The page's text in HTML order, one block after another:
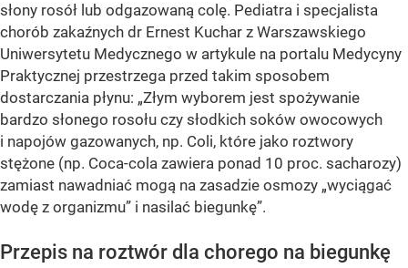
słony rosół lub odgazowaną colę. Pediatra i specjalista
chorób zakaźnych dr Ernest Kuchar z Warszawskiego
Uniwersytetu Medycznego w artykule na portalu Medycyny
Praktycznej przestrzega przed takim sposobem
dostarczania płynu: „Złym wyborem jest spożywanie
bardzo słonego rosołu czy słodkich soków owocowych
i napojów gazowanych, np. Coli, które jako roztwory
stężone (np. Coca-cola zawiera ponad 10 proc. sacharozy)
zamiast nawadniać mogą na zasadzie osmozy „wyciągać
wodę z organizmu” i nasilać biegunkę”.
Przepis na roztwór dla chorego na biegunkę